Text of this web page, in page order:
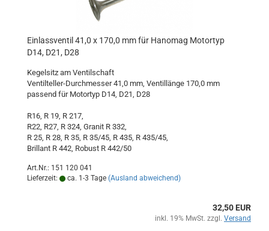
Einlassventil 41,0 x 170,0 mm für Hanomag Motortyp
D14, D21, D28
Kegelsitz am Ventilschaft
Ventilteller-Durchmesser 41,0 mm, Ventillänge 170,0 mm
passend für Motortyp D14, D21, D28
R16, R 19, R 217,
R22, R27, R 324, Granit R 332,
R 25, R 28, R 35, R 35/45, R 435, R 435/45,
Brillant R 442, Robust R 442/50
Art.Nr.: 151 120 041
Lieferzeit:
ca. 1-3 Tage (Ausland abweichend)
32,50 EUR
inkl. 19% MwSt. zzgl. Versand